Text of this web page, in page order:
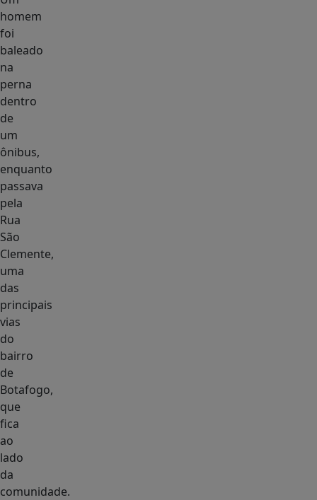
homem
foi
baleado
na
perna
dentro
de
um
ônibus,
enquanto
passava
pela
Rua
São
Clemente,
uma
das
principais
vias
do
bairro
de
Botafogo,
que
fica
ao
lado
da
comunidade.